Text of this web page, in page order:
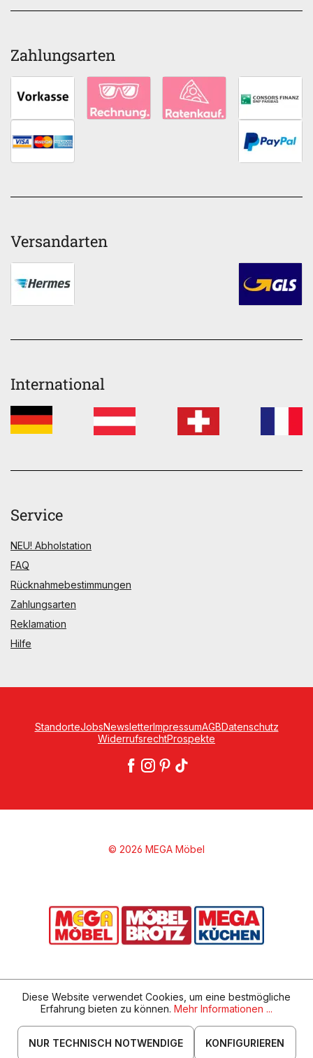
Zahlungsarten
Versandarten
International
Service
NEU! Abholstation
FAQ
Rücknahmebestimmungen
Zahlungsarten
Reklamation
Hilfe
StandorteJobsNewsletterImpressumAGBDatenschutz
WiderrufsrechtProspekte
© 2026 MEGA Möbel
Diese Website verwendet Cookies, um eine bestmögliche
Erfahrung bieten zu können. Mehr Informationen ...
NUR TECHNISCH NOTWENDIGE KONFIGURIEREN